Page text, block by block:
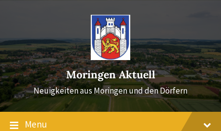
Moringen Aktuell
Neuigkeiten aus Moringen und den Dörfern
Menu